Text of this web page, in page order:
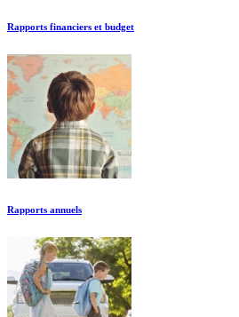
Rapports financiers et budget
Rapports annuels